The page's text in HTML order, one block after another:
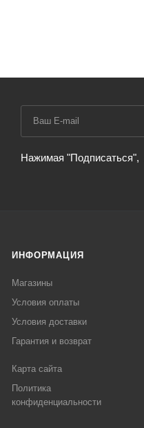
Нажимая "Подписаться",
ИНФОРМАЦИЯ
Магазины
Условия оплаты
Условия доставки
Гарантия и возврат
Карта сайта
Политика
конфиденциальности